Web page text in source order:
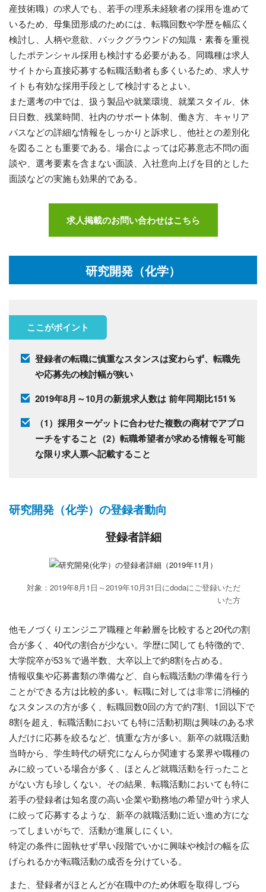
産技術職）の求人でも、若手の理系未経験者の採用を進めて
いるため、母集団形成のためには、転職回数や学歴を幅広く
検討し、人柄や意欲、バックグラウンドの知識・素養を重視
したポテンシャル採用も検討する必要がある。同職種は求人
サイトから直接応募する転職活動者も多くいるため、求人サ
イトも有効な採用手段として検討するとよい。
また選考の中では、扱う製品や就業環境、就業スタイル、休
日日数、残業時間、社内のサポート体制、働き方、キャリア
パスなどの詳細な情報をしっかりと訴求し、他社との差別化
を図ることも重要である。場合によっては応募意志不問の面
談や、選考要素を含まない面談、入社意向上げを目的とした
面談などの実施も効果的である。
求人掲載のお問い合わせはこちら
研究開発（化学）
ここがポイント
登録者の転職に慎重なスタンスは変わらず、転職先
や応募先の検討幅が狭い
2019年8月～10月の新規求人数は 前年同期比151％
（1）採用ターゲットに合わせた複数の商材でアプロ
ーチをすること（2）転職希望者が求める情報を可能
な限り求人票へ記載すること
研究開発（化学）の登録者動向
登録者詳細
対象：2019年8月1日～2019年10月31日にdodaにご登録いただ
いた方
他モノづくりエンジニア職種と年齢層を比較すると20代の割
合が多く、40代の割合が少ない。学歴に関しても特徴的で、
大学院卒が53％で過半数、大卒以上で約8割を占める。
情報収集や応募書類の準備など、自ら転職活動の準備を行う
ことができる方は比較的多い。転職に対しては非常に消極的
なスタンスの方が多く、転職回数0回の方で約7割、1回以下で
8割を超え、転職活動においても特に活動初期は興味のある求
人だけに応募を絞るなど、慎重な方が多い。新卒の就職活動
当時から、学生時代の研究になんらか関連する業界や職種の
みに絞っている場合が多く、ほとんど就職活動を行ったこと
がない方も珍しくない。その結果、転職活動においても特に
若手の登録者は知名度の高い企業や勤務地の希望が叶う求人
に絞って応募するような、新卒の就職活動に近い進め方にな
ってしまいがちで、活動が進展しにくい。
特定の条件に固執せず早い段階でいかに興味や検討の幅を広
げられるかが転職活動の成否を分けている。
また、登録者がほとんどが在職中のため休暇を取得しづら